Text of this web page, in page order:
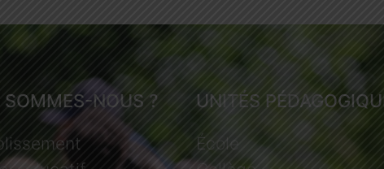
SOMMES-NOUS ? UNITÉS
École